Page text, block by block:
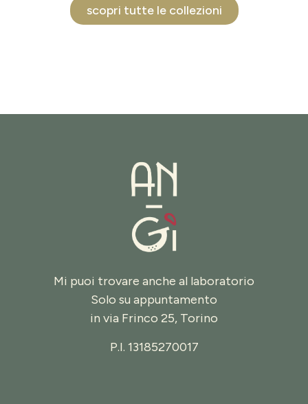
scopri tutte le collezioni
Mi puoi trovare anche al laboratorio
Solo su appuntamento
in via Frinco 25, Torino
P.I. 13185270017